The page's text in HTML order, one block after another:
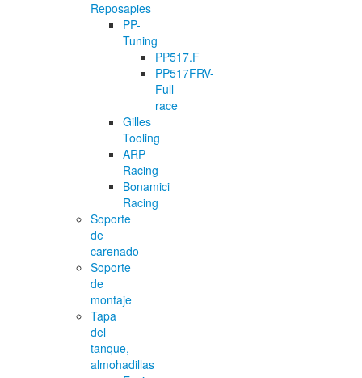
Reposapies
PP-
Tuning
PP517.F
PP517FRV-
Full
race
Gilles
Tooling
ARP
Racing
Bonamici
Racing
Soporte
de
carenado
Soporte
de
montaje
Tapa
del
tanque,
almohadillas